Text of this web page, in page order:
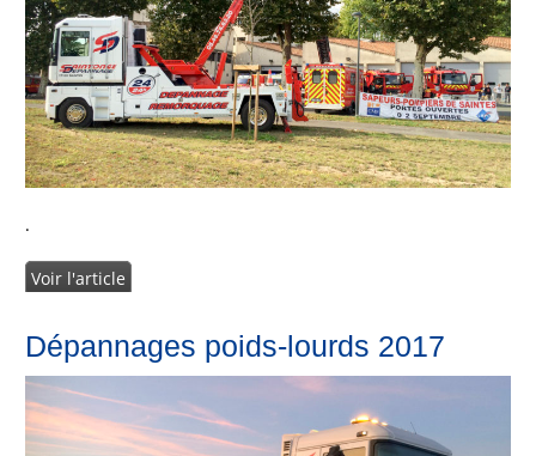
.
Voir l'article
Dépannages poids-lourds 2017